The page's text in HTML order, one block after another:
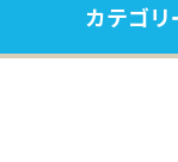
カテゴ